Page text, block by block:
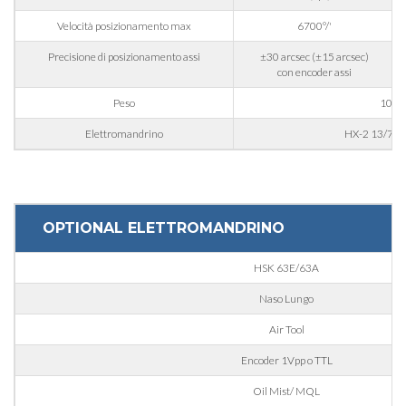
Interesse
Lavorazione metallo
Velocità posizionamento max 6700°/'
Precisione di posizionamento assi
±30 arcsec (±15 arcsec)
con encoder assi
Peso 100
Elettromandrino HX-2 13/7
OPTIONAL ELETTROMANDRINO
HSK 63E/63A
Naso Lungo
Air Tool
Encoder 1Vpp o TTL
Oil Mist/ MQL